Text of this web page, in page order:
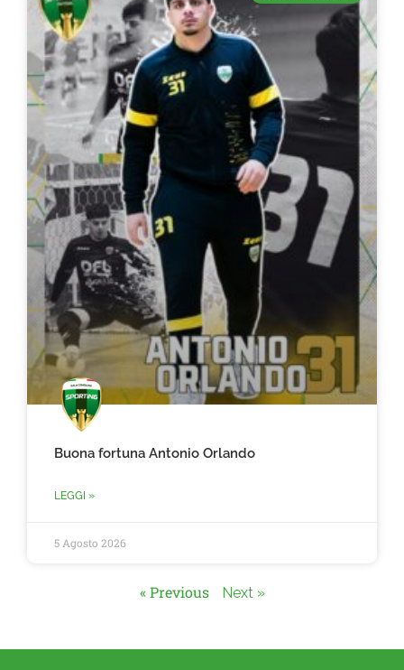
Buona fortuna Antonio Orlando
LEGGI »
5 Agosto 2026
« Previous Next »